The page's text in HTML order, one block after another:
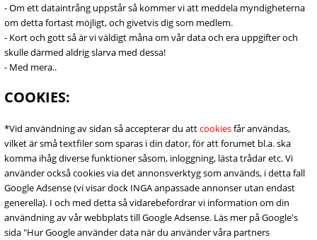
- Om ett dataintrång uppstår så kommer vi att meddela myndigheterna
om detta fortast möjligt, och givetvis dig som medlem.
- Kort och gott så är vi väldigt måna om vår data och era uppgifter och
skulle därmed aldrig slarva med dessa!
- Med mera..
COOKIES:
*Vid användning av sidan så accepterar du attcookiesfår användas,
vilket är små textfiler som sparas i din dator, för att forumet bl.a. ska
komma ihåg diverse funktioner såsom, inloggning, lästa trådar etc. Vi
använder också cookies via det annonsverktyg som används, i detta fall
Google Adsense (vi visar dock INGA anpassade annonser utan endast
generella). I och med detta så vidarebefordrar vi information om din
användning av vår webbplats till Google Adsense. Läs mer på Google's
sida "Hur Google använder data när du använder våra partners